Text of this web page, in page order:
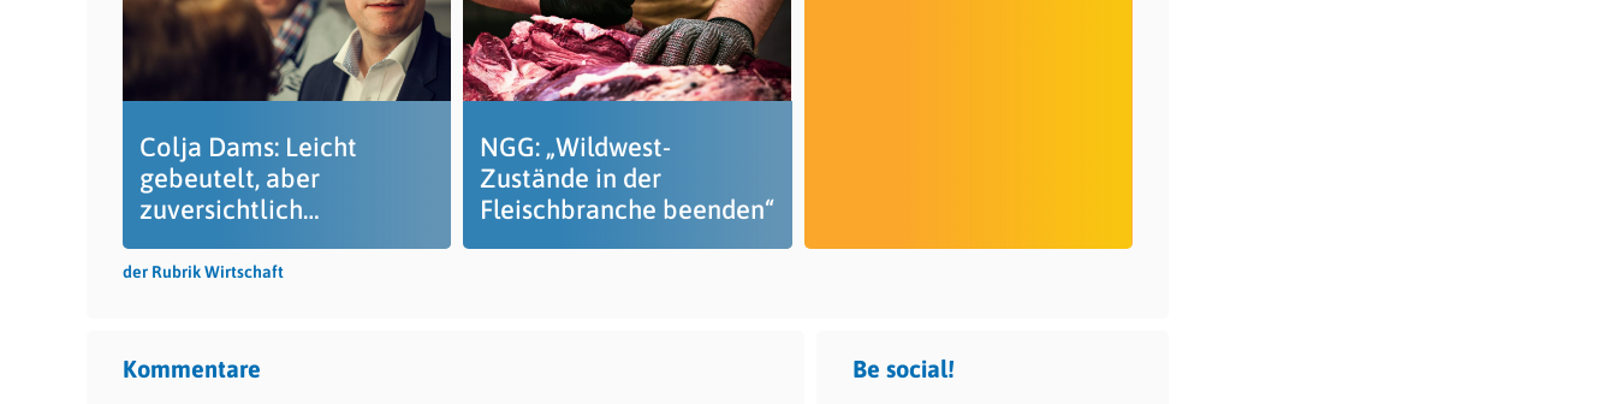
Colja Dams: Leicht
gebeutelt, aber
zuversichtlich…
NGG: „Wildwest-
Zustände in der
Fleischbranche beenden“
der Rubrik Wirtschaft
Kommentare Be social!